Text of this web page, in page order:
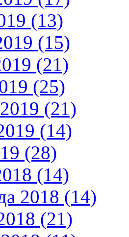
(13)
(15)
(21)
(25)
(21)
(14)
(28)
(14)
2018 (14)
(21)